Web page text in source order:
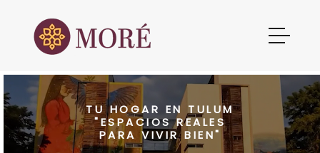
TU HOGAR EN TULUM
"ESPACIOS REALES
PARA VIVIR BIEN"